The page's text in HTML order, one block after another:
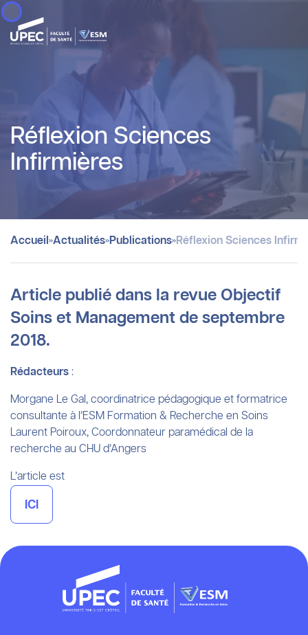
Panneau de gestion des cookies
Réflexion Sciences
Infirmières
Accueil »Actualités»Publications»Réflexion Sciences
Article publié dans la revue Objectif
Soins et Management de septembre
2018.
Rédacteurs :
Morgane Le Gal, coordinatrice pédagogique et formatrice
consultante à l’ESM Formation & Recherche en Soins
Laurent Poiroux, Coordonnateur paramédical de la
recherche au CHU d’Angers
L’article est
ICI